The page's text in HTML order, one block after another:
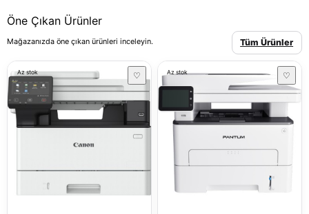
Öne Çıkan Ürünler
Mağazanızda öne çıkan ürünleri inceleyin. Tüm Ürünler
Az stok ♡ Az stok ♡